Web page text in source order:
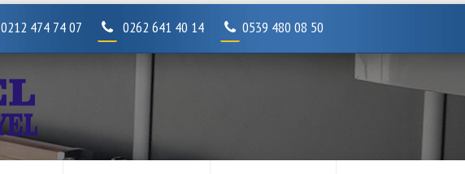
0212 474 74 07 0262 641 40 14 0539 480 08 50